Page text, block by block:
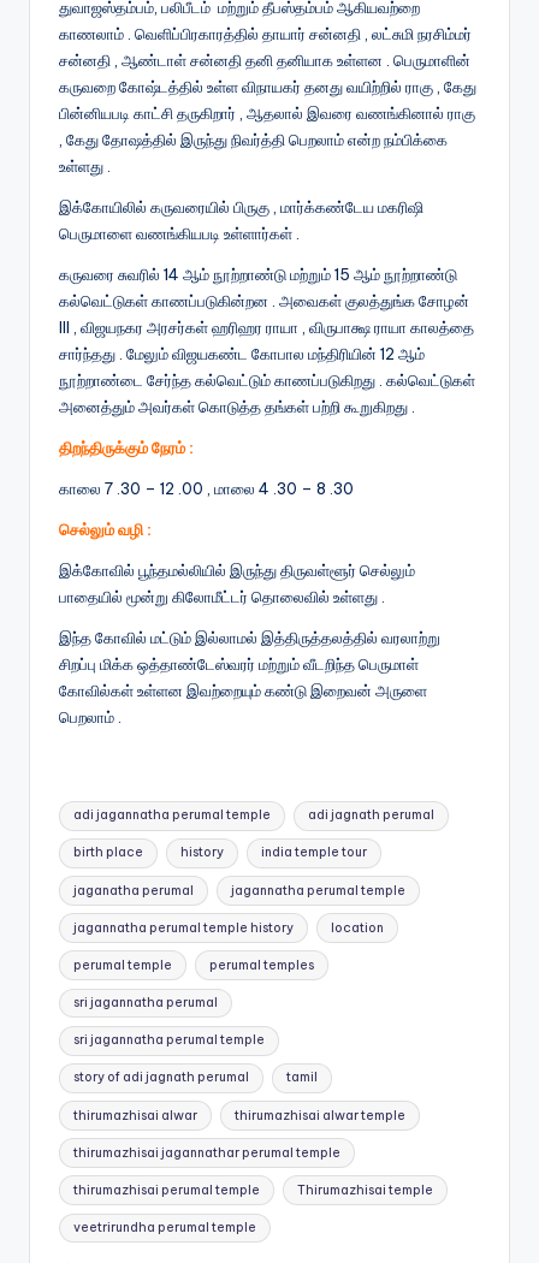
துவாஜஸ்தம்பம், பலிபீடம் மற்றும் தீபஸ்தம்பம் ஆகியவற்றை
காணலாம் . வெளிப்பிரகாரத்தில் தாயார் சன்னதி , லட்சுமி நரசிம்மர்
சன்னதி , ஆண்டாள் சன்னதி தனி தனியாக உள்ளன . பெருமாளின்
கருவறை கோஷ்டத்தில் உள்ள விநாயகர் தனது வயிற்றில் ராகு , கேது
பின்னியபடி காட்சி தருகிறார் , ஆதலால் இவரை வணங்கினால் ராகு
, கேது தோஷத்தில் இருந்து நிவர்த்தி பெறலாம் என்ற நம்பிக்கை
உள்ளது .
இக்கோயிலில் கருவரையில் பிருகு , மார்க்கண்டேய மகரிஷி
பெருமாளை வணங்கியபடி உள்ளார்கள் .
கருவரை சுவரில் 14 ஆம் நூற்றாண்டு மற்றும் 15 ஆம் நூற்றாண்டு
கல்வெட்டுகள் காணப்படுகின்றன . அவைகள் குலத்துங்க சோழன்
III , விஜயநகர அரசர்கள் ஹரிஹர ராயா , விருபாக்ஷ ராயா காலத்தை
சார்ந்தது . மேலும் விஜயகண்ட கோபால மந்திரியின் 12 ஆம்
நூற்றாண்டை சேர்ந்த கல்வெட்டும் காணப்படுகிறது . கல்வெட்டுகள்
அனைத்தும் அவர்கள் கொடுத்த தங்கள் பற்றி கூறுகிறது .
திறந்திருக்கும் நேரம் :
காலை 7 .30 – 12 .00 , மாலை 4 .30 – 8 .30
செல்லும் வழி :
இக்கோவில் பூந்தமல்லியில் இருந்து திருவள்ளூர் செல்லும்
பாதையில் மூன்று கிலோமீட்டர் தொலைவில் உள்ளது .
இந்த கோவில் மட்டும் இல்லாமல் இத்திருத்தலத்தில் வரலாற்று
சிறப்பு மிக்க ஒத்தாண்டேஸ்வரர் மற்றும் வீடறிந்த பெருமாள்
கோவில்கள் உள்ளன இவற்றையும் கண்டு இறைவன் அருளை
பெறலாம் .
Tags:
adi jagannatha perumal temple adi jagnath perumal
birth place history india temple tour
jaganatha perumal jagannatha perumal temple
jagannatha perumal temple history location
perumal temple perumal temples
sri jagannatha perumal
sri jagannatha perumal temple
story of adi jagnath perumal tamil
thirumazhisai alwar thirumazhisai alwar temple
thirumazhisai jagannathar perumal temple
thirumazhisai perumal temple Thirumazhisai temple
veetrirundha perumal temple